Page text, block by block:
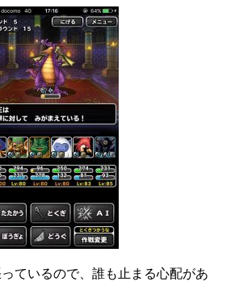
ているので、誰も止まる心配があ